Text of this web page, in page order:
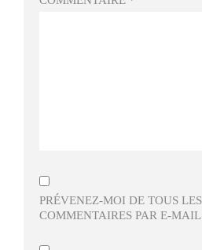
PRÉVENEZ-MOI DE TOUS
COMMENTAIRES PAR E-